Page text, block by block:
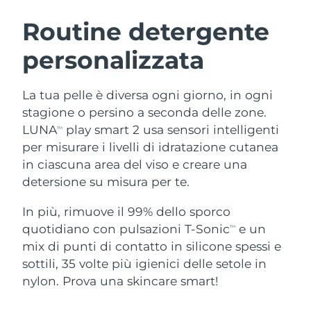
Routine detergente
personalizzata
La tua pelle è diversa ogni giorno, in ogni
stagione o persino a seconda delle zone.
LUNATM
play smart 2 usa sensori intelligenti
per misurare i livelli di idratazione cutanea
in ciascuna area del viso e creare una
detersione su misura per te.
In più, rimuove il 99% dello sporco
quotidiano con pulsazioni T-SonicTM
e un
mix di punti di contatto in silicone spessi e
sottili, 35 volte più igienici delle setole in
nylon. Prova una skincare smart!
LUNA™ 4 pacchetto
Anti-aging massage
LUNA™ 4 Plus
LUNA™ 4 Men
For men, anti-aging massage
BEAR™ 2 pacchetto
Microcurrent toning
BEAR™ 2 go
BEAR™ 2 eyes & lips
Microcurrent line smoothing device
Idratazione
UFO™ 3 pacchetto
Deep facial hydration
UFO™ 3 LED
Near-infrared and red light therapy
device
Igiene orale
Hybrid silicone sonic toothbrush
issa™ 4 plus
Smart hybrid silicone sonic toothbrush
TRATTAMENTI ANTI-AGE FAQ™
Anti-age Trattamenti LED
NEW
Austria Consegna stimata
Bahrein Consegna stimata
Belgio
Bermuda Consegna stimata8/17/26
Bosnia ed
Erzegovina
Consegna stimata
Bulgaria Consegna stimata8/11/26
Canada Consegna stimata 8/15/26